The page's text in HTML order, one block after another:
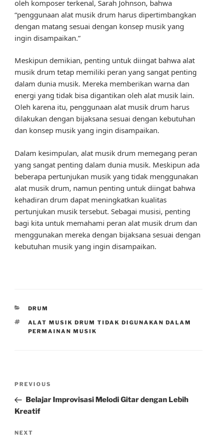
oleh komposer terkenal, Sarah Johnson, bahwa
“penggunaan alat musik drum harus dipertimbangkan
dengan matang sesuai dengan konsep musik yang
ingin disampaikan.”
Meskipun demikian, penting untuk diingat bahwa alat
musik drum tetap memiliki peran yang sangat penting
dalam dunia musik. Mereka memberikan warna dan
energi yang tidak bisa digantikan oleh alat musik lain.
Oleh karena itu, penggunaan alat musik drum harus
dilakukan dengan bijaksana sesuai dengan kebutuhan
dan konsep musik yang ingin disampaikan.
Dalam kesimpulan, alat musik drum memegang peran
yang sangat penting dalam dunia musik. Meskipun ada
beberapa pertunjukan musik yang tidak menggunakan
alat musik drum, namun penting untuk diingat bahwa
kehadiran drum dapat meningkatkan kualitas
pertunjukan musik tersebut. Sebagai musisi, penting
bagi kita untuk memahami peran alat musik drum dan
menggunakan mereka dengan bijaksana sesuai dengan
kebutuhan musik yang ingin disampaikan.
CATEGORIES
DRUM
TAGS
ALAT MUSIK DRUM TIDAK DIGUNAKAN DALAM
PERMAINAN MUSIK
Previous
Post
PREVIOUS
Belajar Improvisasi Melodi Gitar dengan Lebih
Kreatif
Next
NEXT